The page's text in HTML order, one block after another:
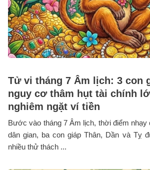
Tử vi tháng 7 Âm lịch: 3 con
nguy cơ thâm hụt tài chính
nghiêm ngặt ví tiền
Bước vào tháng 7 Âm lịch, thời điểm nhạy
dân gian, ba con giáp Thân, Dần và Tỵ
nhiều thử thách ...